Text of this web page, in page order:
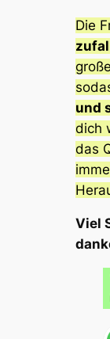
Die
und
dich
das
Viel